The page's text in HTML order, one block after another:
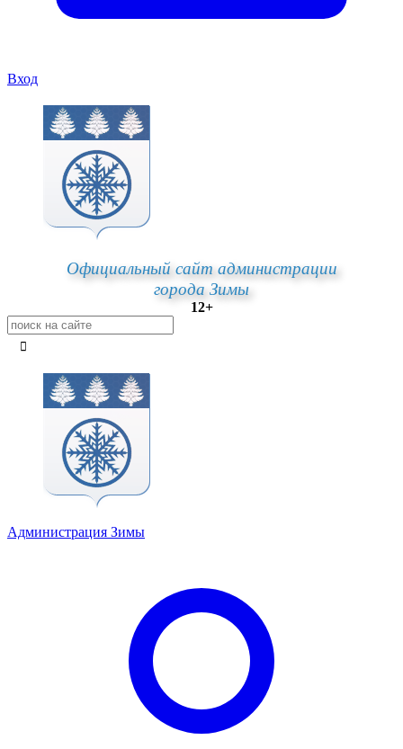
Вход
Официальный сайт администрации
города Зимы
12+
Администрация Зимы